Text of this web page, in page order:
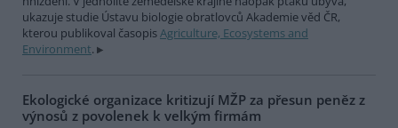
ukazuje studie Ústavu biologie obratlovců Akademie věd ČR,
kterou publikoval časopisAgriculture, Ecosystems and
Environment.
Ekologické organizace kritizují MŽP za přesun peněz z
výnosů z povolenek k velkým firmám